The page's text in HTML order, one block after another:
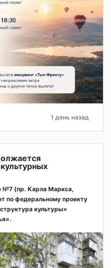
1 день назад
№7 (пр. Карла Маркса,
по федеральному проекту
культуры»